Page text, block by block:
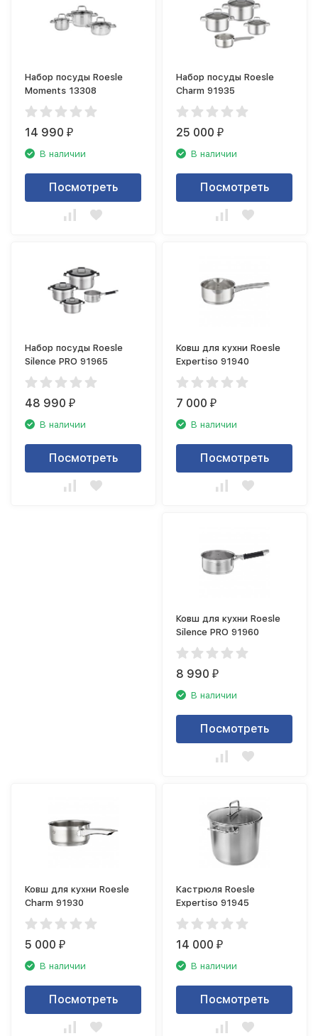
Набор посуды Roesle
Moments 13308
14 990₽
В наличии
Посмотреть
Набор посуды Roesle
Charm 91935
25 000₽
В наличии
Посмотреть
Набор посуды Roesle
Silence PRO 91965
48 990₽
В наличии
Посмотреть
Ковш для кухни Roesle
Expertiso 91940
7 000₽
В наличии
Посмотреть
Ковш для кухни Roesle
Silence PRO 91960
8 990₽
В наличии
Посмотреть
Ковш для кухни Roesle
Charm 91930
5 000₽
В наличии
Посмотреть
Кастрюля Roesle
Expertiso 91945
14 000₽
В наличии
Посмотреть